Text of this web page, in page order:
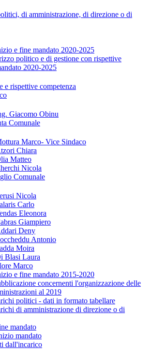
di amministrazione, di direzione o di
e fine mandato 2020-2025
politico e di gestione con rispettive
2020-2025
e rispettive competenza
Giacomo Obinu
Comunale
Marco- Vice Sindaco
Chiara
Matteo
Nicola
Comunale
Nicola
Carlo
Eleonora
Giampiero
Deny
Antonio
Moira
Blasi Laura
Marco
e fine mandato 2015-2020
concernenti l'organizzazione delle
al 2019
politici - dati in formato tabellare
di amministrazione di direzione o di
mandato
mandato
dall'incarico